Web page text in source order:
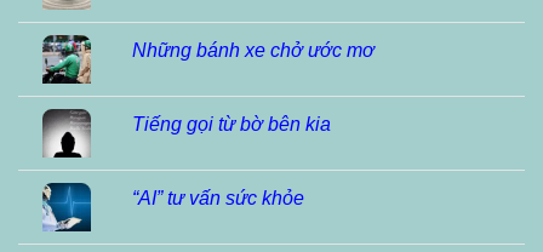
Những bánh xe chở ước mơ
Tiếng gọi từ bờ bên kia
“AI” tư vấn sức khỏe